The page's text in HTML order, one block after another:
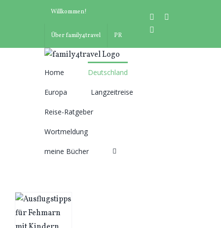
Willkommen!
Über family4travel PR
instagram
nach:
Home Deutschland
Europa Langzeitreise
Reise-Ratgeber
Wortmeldung
meine Bücher